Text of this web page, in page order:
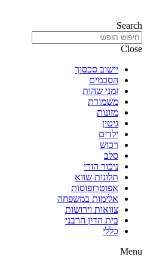
Search
Close
יישוב סכסוך
הסכמים
זמני שהות
משמורת
מזונות
גיטין
ילדים
רכוש
סלב
ניכור הורי
תלונות שווא
אפוטרופוסות
אלימות במשפחה
צוואות וירושות
בית הדין הרבני
כללי
Menu